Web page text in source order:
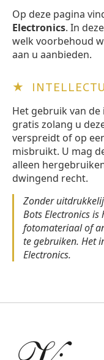
Op deze pagina
Electronics. In
welk voorbehoud
aan u aanbieden.
★
Het gebruik van
gratis zolang u
verspreidt of op
misbruikt. U mag
alleen
dwingend recht.
Zonder
Bots Electronics
fotomateriaal of
te gebruiken. Het
Electronics.